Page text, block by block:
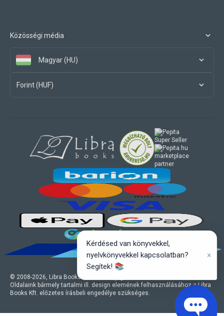
Közösségi média
Magyar (HU)
Forint (HUF)
© 2008-2026, Libra Books Kft. Minden jog fenntartva.
Oldalaink bármely tartalmi ill. design elemének felhasználásához a Libra
Books Kft. előzetes írásbeli engedélye szükséges.
marketplace
partner
Kérdésed van könyvekkel,
nyelvkönyvekkel kapcsolatban?
Segítek! 📚
×